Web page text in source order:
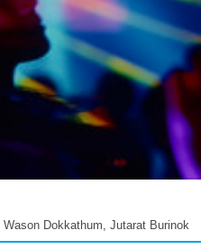
Wason Dokkathum, Jutarat Burinok